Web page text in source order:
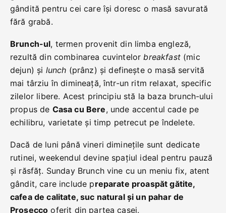
gândită pentru cei care își doresc o masă savurată
fără grabă.
Brunch-ul, termen provenit din limba engleză,
rezultă din combinarea cuvintelorbreakfast(mic
dejun) și lunch (prânz) și definește o masă servită
mai târziu în dimineață, într-un ritm relaxat, specific
zilelor libere. Acest principiu stă la baza brunch-ului
propus de Casa cu Bere, unde accentul cade pe
echilibru, varietate și timp petrecut pe îndelete.
Dacă de luni până vineri diminețile sunt dedicate
rutinei, weekendul devine spațiul ideal pentru pauză
și răsfăț. Sunday Brunch vine cu un meniu fix, atent
gândit, care include preparate proaspăt gătite,
cafea de calitate, suc natural și un pahar de
Prosecco oferit din partea casei.